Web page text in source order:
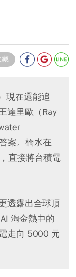
藏
現在還能追
達里歐（Ray
案。橋水在
直接將台積電
透露出全球頂
淘金熱中的
走向 5000 元